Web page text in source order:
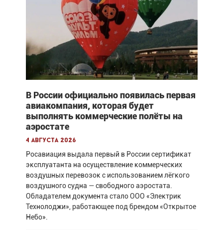
В России официально появилась первая
авиакомпания, которая будет
выполнять коммерческие полёты на
аэростате
4 августа 2026
Росавиация выдала первый в России сертификат
эксплуатанта на осуществление коммерческих
воздушных перевозок с использованием лёгкого
воздушного судна — свободного аэростата.
Обладателем документа стало ООО «Электрик
Технолоджи», работающее под брендом «Открытое
Небо».